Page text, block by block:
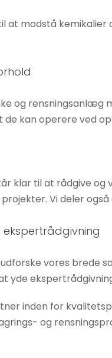
at modstå
og rensningsanlæg
de kan operere ved
klar til at rådgive
Vi deler
vores brede
yde
inden for
og